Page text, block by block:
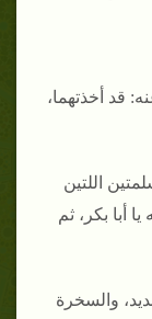
قد أخذتهما،
اللتين
أبا بكر، ثم
والسخرة